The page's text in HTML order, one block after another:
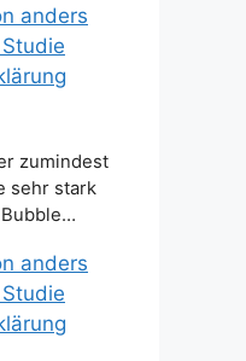
anders
zumindest
sehr stark
anders